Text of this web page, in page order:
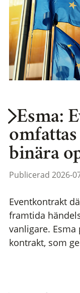
Esma:
binära
Publicerad 2026-
Eventkontrakt
framtida
vanligare.
kontrakt, som